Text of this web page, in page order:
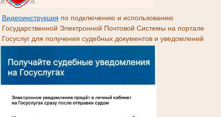
Видеоинструкция по подключению и использованию
Государственной Электронной Почтовой Системы на портале
Госуслуг для получения судебных документов и уведомлений